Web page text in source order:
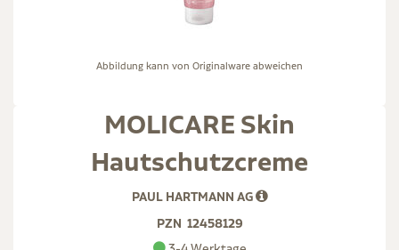
Abbildung kann von Originalware abweichen
MOLICARE Skin
Hautschutzcreme
PAUL HARTMANN AG
PZN 12458129